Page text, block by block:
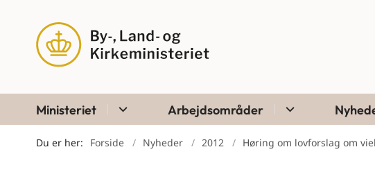
Ministeriet Arbejdsområder
Du er her: Forside Nyheder 2012 Høring om lovforslag om